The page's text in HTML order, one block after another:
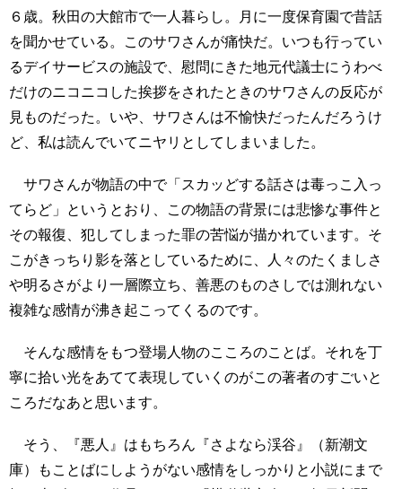
６歳。秋田の大館市で一人暮らし。月に一度保育園で昔話
を聞かせている。このサワさんが痛快だ。いつも行ってい
るデイサービスの施設で、慰問にきた地元代議士にうわべ
だけのニコニコした挨拶をされたときのサワさんの反応が
見ものだった。いや、サワさんは不愉快だったんだろうけ
ど、私は読んでいてニヤリとしてしまいました。
サワさんが物語の中で「スカッどする話さは毒っこ入っ
てらど」というとおり、この物語の背景には悲惨な事件と
その報復、犯してしまった罪の苦悩が描かれています。そ
こがきっちり影を落としているために、人々のたくましさ
や明るさがより一層際立ち、善悪のものさしでは測れない
複雑な感情が沸き起こってくるのです。
そんな感情をもつ登場人物のこころのことば。それを丁
寧に拾い光をあてて表現していくのがこの著者のすごいと
ころだなあと思います。
そう、『悪人』はもちろん『さよなら渓谷』（新潮文
庫）もことばにしようがない感情をしっかりと小説にまで